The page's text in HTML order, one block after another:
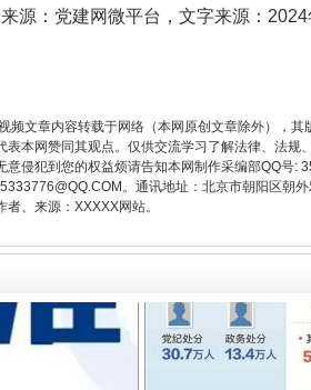
来源：党建网微平台，文字来源：
频文章内容转载于网络（本网原创文章除外），
表本网赞同其观点。仅供交流学习了解法律、法
意侵犯到您的权益烦请告知本网制作采编部QQ
。通讯地址：北京市朝阳区朝
、来源：XXXXX网站。
保障 让核能
实施 从数据变